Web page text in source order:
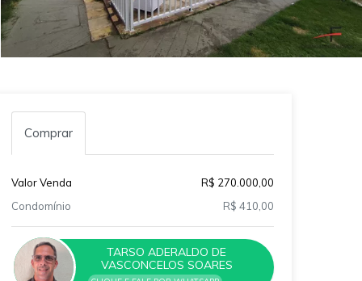
Comprar
Valor Venda
R$ 270.000,00
Condomínio
R$ 410,00
TARSO ADERALDO DE
VASCONCELOS SOARES